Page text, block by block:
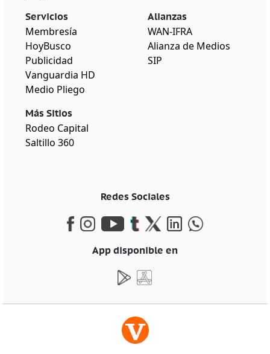
Servicios
Membresía
HoyBusco
Publicidad
Vanguardia HD
Medio Pliego
Más Sitios
Rodeo Capital
Saltillo 360
Alianzas
WAN-IFRA
Alianza de Medios
SIP
Redes Sociales
App disponible en